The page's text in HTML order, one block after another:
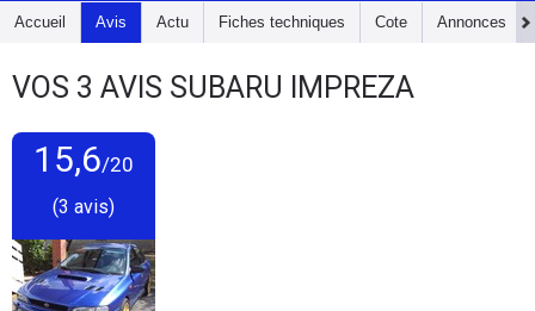
Essais
Guide
Electriques
Accueil Avis Actu Fiches techniques Cote Annonces
VOS 3 AVIS SUBARU IMPREZA
15,6/20
(3 avis)